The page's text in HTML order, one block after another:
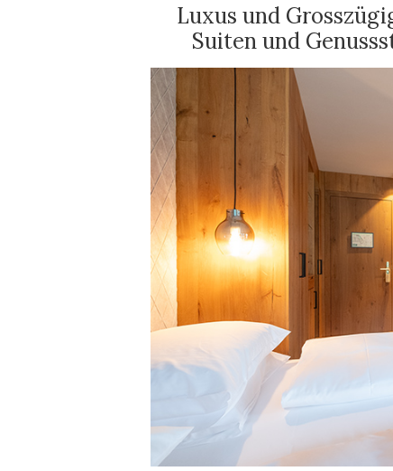
Luxus und
Suiten und